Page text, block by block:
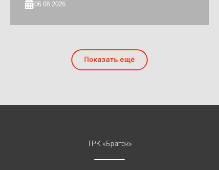
06.08.2026
Показать ещё
ТРК «Братск»